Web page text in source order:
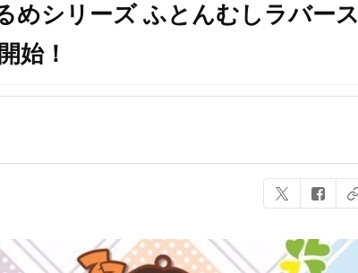
めシリーズ ふとんむしラバース
始！